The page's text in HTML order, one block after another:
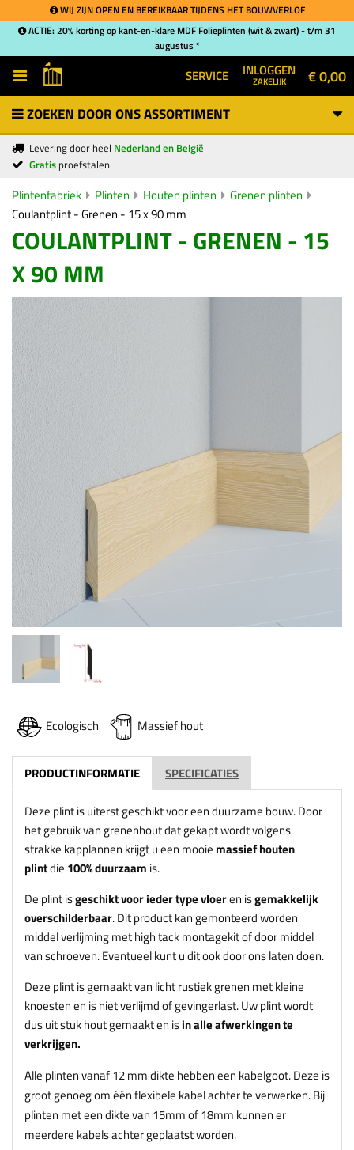
WIJ ZIJN OPEN EN BEREIKBAAR TIJDENS HET BOUWVERLOF
ACTIE: 20% korting op kant-en-klare MDF Folieplinten (wit & zwart) - t/m 31
augustus *
SERVICE INLOGGEN
ZAKELIJK € 0,00
ZOEKEN DOOR ONS ASSORTIMENT
Levering door heel Nederland en België
Gratis proefstalen
Plintenfabriek Plinten Houten plinten
Grenen plinten
Coulantplint - Grenen - 15 x 90 mm
COULANTPLINT - GRENEN - 15
X 90 MM
Ecologisch Massief hout
PRODUCTINFORMATIE SPECIFICATIES
Deze plint is uiterst geschikt voor een duurzame bouw. Door
het gebruik van grenenhout dat gekapt wordt volgens
strakke kapplannen krijgt u een mooie massief houten
plintdie 100% duurzaam is.
De plint isgeschikt voor ieder type vloeren isgemakkelijk
overschilderbaar. Dit product kan gemonteerd worden
middel verlijming met high tack montagekit of door middel
van schroeven. Eventueel kunt u dit ook door ons laten doen.
Deze plint is gemaakt van licht rustiek grenen met kleine
knoesten en is niet verlijmd of gevingerlast. Uw plint wordt
dus uit stuk hout gemaakt en isin alle afwerkingen te
verkrijgen.
Alle plinten vanaf 12 mm dikte hebben een kabelgoot. Deze is
groot genoeg om één flexibele kabel achter te verwerken. Bij
plinten met een dikte van 15mm of 18mm kunnen er
meerdere kabels achter geplaatst worden.